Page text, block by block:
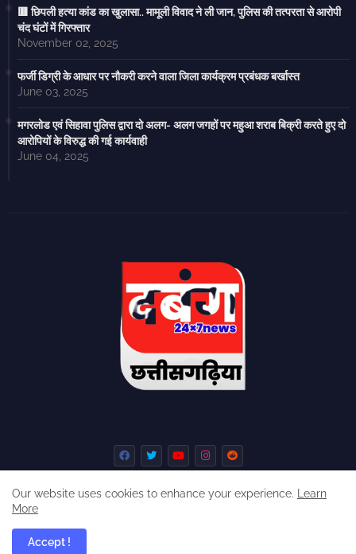
🟥 छिपली हत्या कांड का खुलासा.. मामूली विवाद ने ली जान, पुलिस की तत्परता से आरोपी
चंद घंटों में गिरफ्तार
November 02, 2025
फर्जी डिग्री के आधार पर नौकरी करने वाला जिला कार्यक्रम प्रबंधक बर्खास्त
June 03, 2025
मगरलोड एवं सिहावा पुलिस द्वारा दो अलग- अलग जगहों पर महुआ शराब बिक्री करते हुए दो
आरोपियों के विरुद्ध की गई कार्यवाही
June 04, 2025
Our website uses cookies to enhance your experience.
Learn
More
Accept !